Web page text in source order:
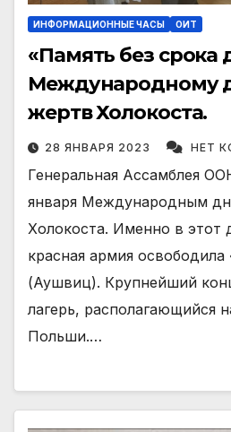
ИНФОРМАЦИОННЫЕ ЧАСЫ ОИТ
«Память без срока
Международному
жертв Холокоста.
28 ЯНВАРЯ 2023 НЕТ
Генеральная Ассамблея
января Международным
Холокоста. Именно в этот
красная армия
(Аушвиц). Крупнейший
лагерь, располагающийся
Польши.…